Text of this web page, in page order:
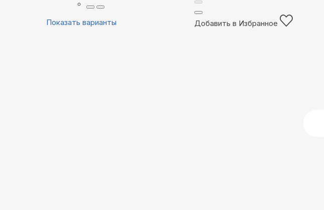
Показать варианты Добавить в Избранное